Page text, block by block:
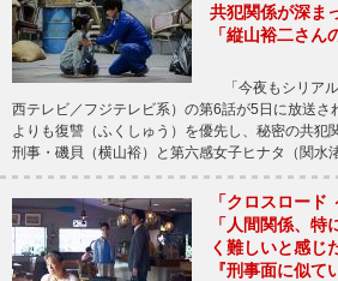
共犯関係が深ま
「縦山裕二さん
「今夜もシリア
西テレビ／フジテレビ系）の第6話が5日に放送
よりも復讐（ふくしゅう）を優先し、秘密の共犯
刑事・磯貝（横山裕）と第六感女子ヒナタ（関水
「クロスロード
「人間関係、
く難しいと感じ
『刑事面に似